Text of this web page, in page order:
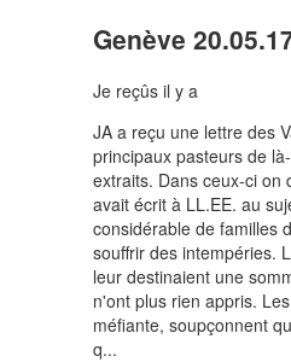
Genève
Je reçûs il y a
JA a reçu une lettre des
principaux pasteurs de
extraits. Dans ceux-ci on
avait écrit à LL.EE. au
considérable de familles
souffrir des intempéries.
leur destinaient une
n'ont plus rien appris.
méfiante, soupçonnent
q...